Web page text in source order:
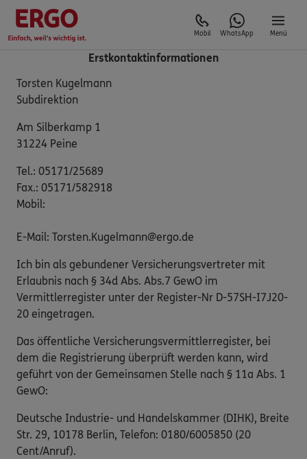
Mobil WhatsApp Menü
Erstkontaktinformationen
Torsten Kugelmann
Subdirektion
Am Silberkamp 1
31224 Peine
Tel.: 05171/25689
Fax.: 05171/582918
Mobil:
E-Mail: Torsten.Kugelmann@ergo.de
Ich bin als gebundener Versicherungsvertreter mit
Erlaubnis nach § 34d Abs. Abs.7 GewO im
Vermittlerregister unter der Register-Nr D-57SH-I7J20-
20 eingetragen.
Das öffentliche Versicherungsvermittlerregister, bei
dem die Registrierung überprüft werden kann, wird
geführt von der Gemeinsamen Stelle nach § 11a Abs. 1
GewO:
Deutsche Industrie- und Handelskammer (DIHK), Breite
Str. 29, 10178 Berlin, Telefon: 0180/6005850 (20
Cent/Anruf).